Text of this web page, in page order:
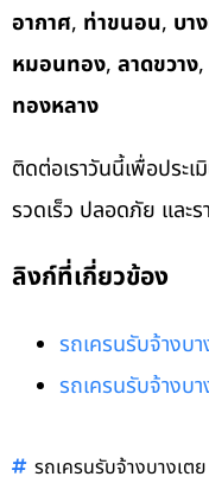
อากาศ, ท่าขนอน, บา
หมอนทอง, ลาดขวาง,
ทองหลาง
ติดต่อเราวันนี้เพื่อประ
รวดเร็ว ปลอดภัย และ
ลิงก์ที่เกี่ยวข้อง
รถเครนรับจ้างบา
รถเครนรับจ้างบา
รถเครนรับจ้างบางเตย